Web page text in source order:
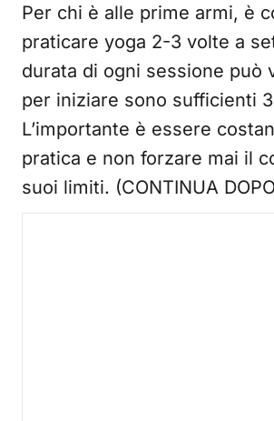
Per chi è alle prime armi, è
praticare yoga 2-3 volte a
durata di ogni sessione può
per iniziare sono sufficienti
L’importante è essere
pratica e non forzare mai il
suoi limiti. (CONTINUA